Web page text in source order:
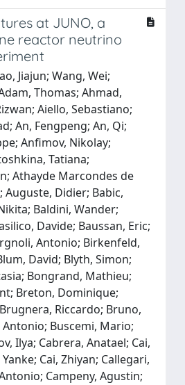
at JUNO, a
reactor neutrino
Jiajun; Wang, Wei;
Thomas; Ahmad,
Aiello, Sebastiano;
An, Fengpeng; An, Qi;
Anfimov, Nikolay;
Tatiana;
Athayde Marcondes de
Auguste, Didier; Babic,
Baldini, Wander;
Davide; Baussan, Eric;
Antonio; Birkenfeld,
David; Blyth, Simon;
Bongrand, Mathieu;
Breton, Dominique;
Riccardo; Bruno,
Buscemi, Mario;
Ilya; Cabrera, Anatael; Cai,
Cai, Zhiyan; Callegari,
Campeny, Agustin;